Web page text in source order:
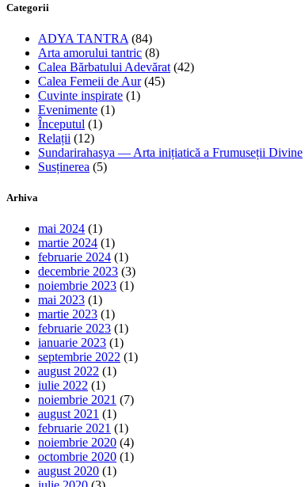
Categorii
ADYA TANTRA (84)
Arta amorului tantric (8)
Calea Bărbatului Adevărat (42)
Calea Femeii de Aur(45)
Cuvinte inspirate (1)
Evenimente (1)
Începutul (1)
Relații (12)
Sundarirahasya — Arta inițiatică a Frumuseții Divine
Susținerea (5)
Arhiva
mai 2024 (1)
martie 2024 (1)
februarie 2024 (1)
decembrie 2023 (3)
noiembrie 2023 (1)
mai 2023 (1)
martie 2023 (1)
februarie 2023 (1)
ianuarie 2023 (1)
septembrie 2022 (1)
august 2022 (1)
iulie 2022 (1)
noiembrie 2021 (7)
august 2021 (1)
februarie 2021 (1)
noiembrie 2020 (4)
octombrie 2020 (1)
august 2020 (1)